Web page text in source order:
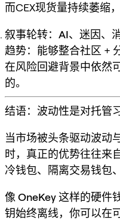
而CEX现货量持续萎缩
叙事轮转：AI、迷因、
趋势：能够整合社区 +
在风险回避背景中依
的。
结语：波动性是对托管
当市场被头条驱动波动
时，真正的优势往往来
冷钱包、隔离交易钱包
像 OneKey这样的硬件
钥始终离线，你可以在